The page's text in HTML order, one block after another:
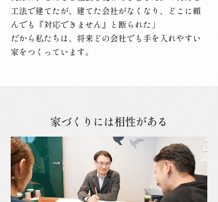
工法で建てたが、建てた会社がなくなり、どこに頼
んでも『対応できません』と断られた」
だから私たちは、将来どの会社でも手を入れやすい
家をつくっています。
家づくりには相性がある